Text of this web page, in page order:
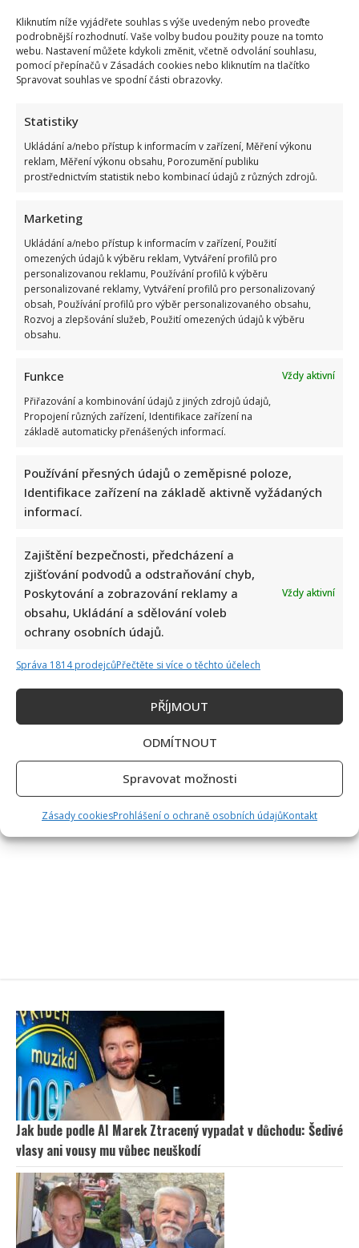
Kliknutím níže vyjádřete souhlas s výše uvedeným nebo proveďte
podrobnější rozhodnutí. Vaše volby budou použity pouze na tomto
webu. Nastavení můžete kdykoli změnit, včetně odvolání souhlasu,
pomocí přepínačů v Zásadách cookies nebo kliknutím na tlačítko
Spravovat souhlas ve spodní části obrazovky.
Statistiky
Ukládání a/nebo přístup k informacím v zařízení, Měření výkonu
reklam, Měření výkonu obsahu, Porozumění publiku
prostřednictvím statistik nebo kombinací údajů z různých zdrojů.
Marketing
Ukládání a/nebo přístup k informacím v zařízení, Použití
omezených údajů k výběru reklam, Vytváření profilů pro
personalizovanou reklamu, Používání profilů k výběru
personalizované reklamy, Vytváření profilů pro personalizovaný
obsah, Používání profilů pro výběr personalizovaného obsahu,
Rozvoj a zlepšování služeb, Použití omezených údajů k výběru
obsahu.
Funkce
Vždy aktivní
Přiřazování a kombinování údajů z jiných zdrojů údajů,
Propojení různých zařízení, Identifikace zařízení na
základě automaticky přenášených informací.
Používání přesných údajů o zeměpisné poloze,
Identifikace zařízení na základě aktivně vyžádaných
informací.
Zajištění bezpečnosti, předcházení a
zjišťování podvodů a odstraňování chyb,
Poskytování a zobrazování reklamy a
obsahu, Ukládání a sdělování voleb
ochrany osobních údajů.
Vždy aktivní
Správa 1814 prodejcůPřečtěte si více o těchto účelech
PŘÍJMOUT
ODMÍTNOUT
Spravovat možnosti
Zásady cookiesProhlášení o ochraně osobních údajůKontakt
Gotta
zahajuje
sólovou
dráhu:
Charlotte
vydává
který
rychle
může
stát
hitem
Charlotte Gottová čelí ošklivé kritice kvůli změně
jména: „Chudák táta,“ vzkázala jí sledující
Iveta Kohoutová 21. 4. 2026
Charlotte Gottová nadchla fanoušky, když oznámila,
že koncem dubna vydá svůj první singl a zahajuje
hudební kariéru....
about
Gottová
čelí
ošklivé
kritice
jména:
„Chudák
táta,“
vzkázala
jí
Jak bude podle AI Marek Ztracený vypadat v důchodu: Šedivé
vlasy ani vousy mu vůbec neuškodí